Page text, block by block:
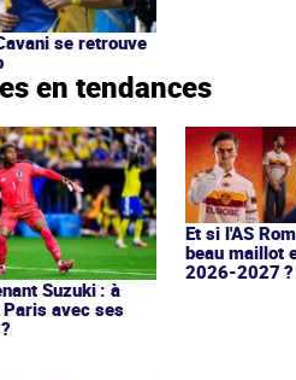
se retrouve
en tendances
Suzuki : à
avec ses
Et si l'AS
beau maillot
2026-2027 ?